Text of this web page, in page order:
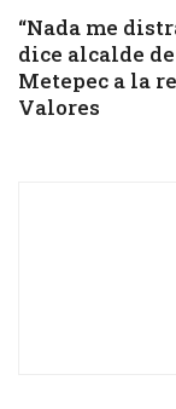
“Nada me
dice alcalde de
Metepec a la
Valores